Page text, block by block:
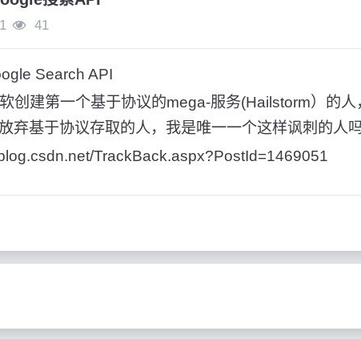
41
Search API
创建第一个基于协议的mega-服务(Hailstorm）的
弃基于协议存取的人，我是唯一一个这样讽刺的人
TrackBack.aspx?PostId=1469051